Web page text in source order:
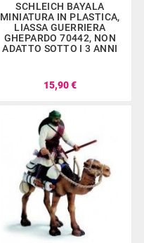
SCHLEICH BAYALA
MINIATURA IN PLASTICA,
LIASSA GUERRIERA
GHEPARDO 70442, NON
ADATTO SOTTO I 3 ANNI
15,90 €